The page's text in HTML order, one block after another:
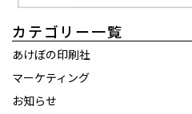
カテゴリー一覧
あけぼの印刷社
マーケティング
お知らせ